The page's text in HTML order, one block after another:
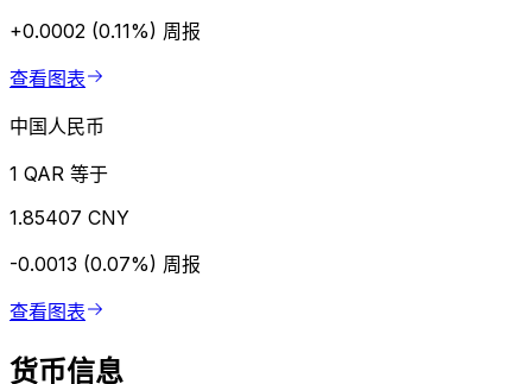
+0.0002 (0.11%) 周报
查看图表
中国人民币
1 QAR 等于
1.85407 CNY
-0.0013 (0.07%) 周报
查看图表
货币信息